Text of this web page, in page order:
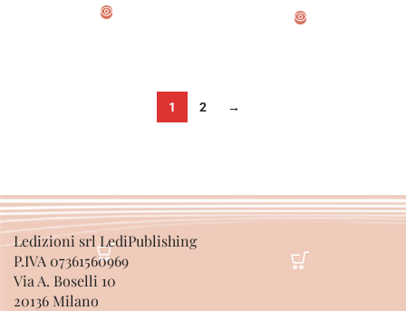
1 2 →
Ledizioni srl LediPublishing
P.IVA 07361560969
Via A. Boselli 10
20136 Milano